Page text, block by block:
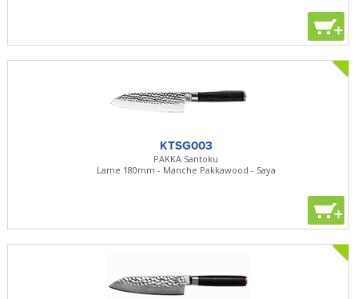
+
KTSG003
PAKKA Santoku
Lame 180mm - Manche Pakkawood - Saya
+